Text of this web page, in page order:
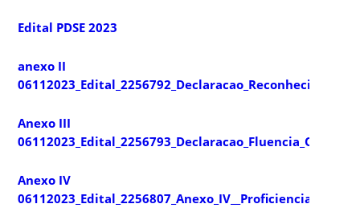
Edital PDSE 2023
anexo II
Anexo III
Anexo IV